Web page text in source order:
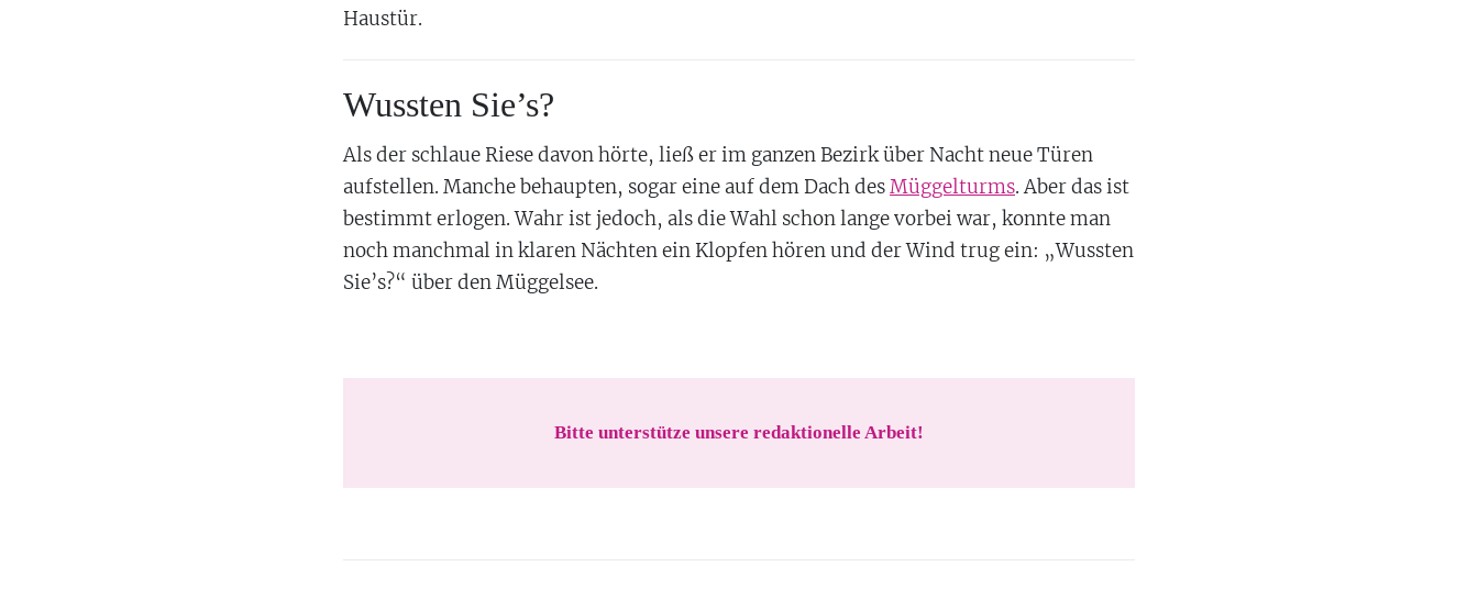
Haustür.
Wussten Sie’s?
Als der schlaue Riese davon hörte, ließ er im ganzen Bezirk über Nacht neue Türen
aufstellen. Manche behaupten, sogar eine auf dem Dach desMüggelturms. Aber das ist
bestimmt erlogen. Wahr ist jedoch, als die Wahl schon lange vorbei war, konnte man
noch manchmal in klaren Nächten ein Klopfen hören und der Wind trug ein: „Wussten
Sie’s?“ über den Müggelsee.
Bitte unterstütze unsere redaktionelle Arbeit!